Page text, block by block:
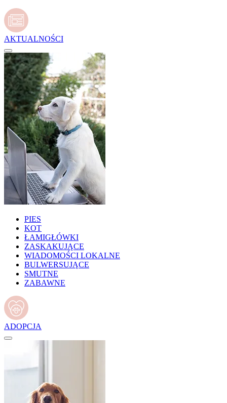
AKTUALNOŚCI
PIES
KOT
ŁAMIGŁÓWKI
ZASKAKUJĄCE
WIADOMOŚCI LOKALNE
BULWERSUJĄCE
SMUTNE
ZABAWNE
ADOPCJA